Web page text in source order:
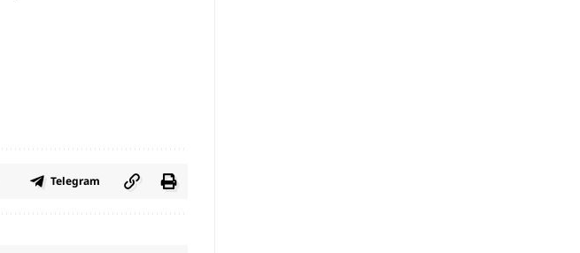
Telegram